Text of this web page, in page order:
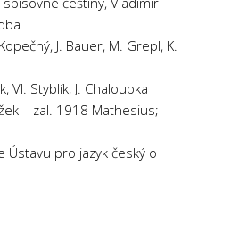
J. Bauer, M. Grepl, K.
Vl. Styblík, J. Chaloupka
– zal. 1918 Mathesius;
Ústavu pro jazyk český o